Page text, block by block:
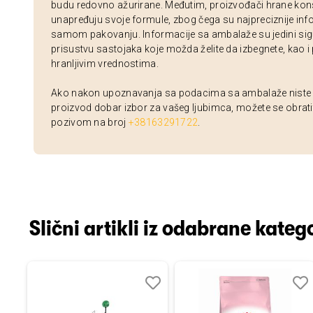
budu redovno ažurirane. Međutim, proizvođači hrane
unapređuju svoje formule, zbog čega su najpreciznije
samom pakovanju. Informacije sa ambalaže su jedini
prisustvu sastojaka koje možda želite da izbegnete, kao
hranljivim vrednostima.
Ako nakon upoznavanja sa podacima sa ambalaže niste
proizvod dobar izbor za vašeg ljubimca, možete se
pozivom na broj +38163291722
Slični artikli iz odabrane